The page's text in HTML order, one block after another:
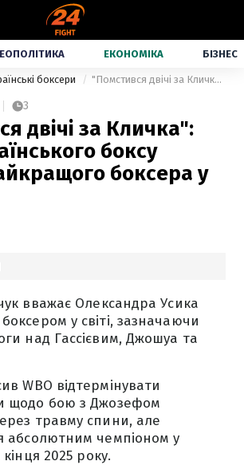
ЕКОНОМІКА БІЗНЕС
боксери "Помстився двічі за Кличка": зірка українського боксу назвав найкращого боксера у світі
3
двічі за Кличка":
боксу
боксера у
вважає Олександра Усика
у світі, зазначаючи
над Гассієвим, Джошуа та
WBO відтермінувати
щодо бою з Джозефом
травму спини, але
абсолютним чемпіоном у
кінця 2025 року.